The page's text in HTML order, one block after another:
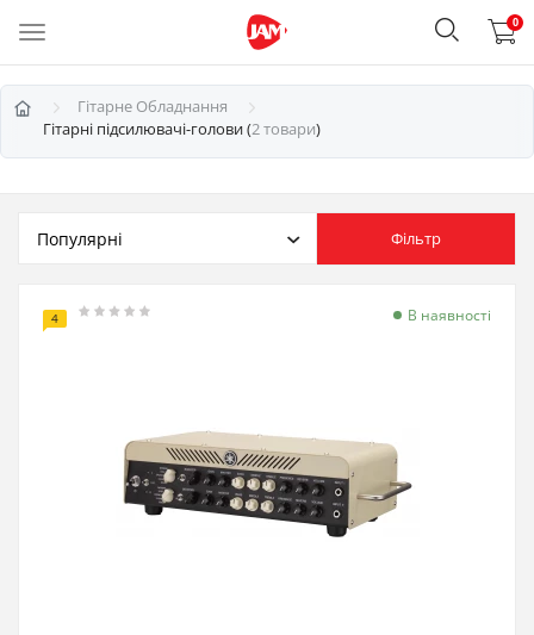
0
Гітарне Обладнання
Гітарні підсилювачі-голови (2 товари)
Фільтр
4 В наявності